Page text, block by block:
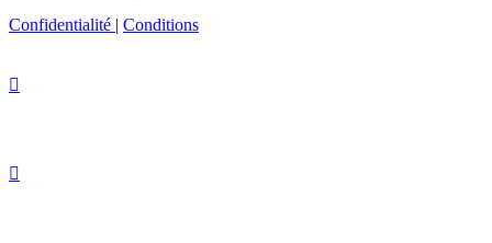
Confidentialité | Conditions